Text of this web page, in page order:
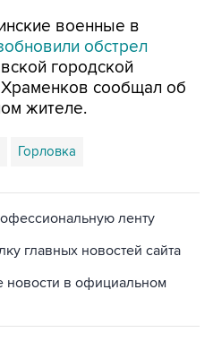
военные в
обстрел
городской
сообщал об
жителе.
Горловка
ленту
главных новостей сайта
новости в официальном